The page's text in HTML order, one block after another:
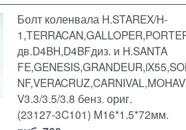
Болт коленвала H.STAREX/H-
дв.D4BH,D4BFдиз. и H.SANTA
V3.3/3.5/3.8 бенз. ориг.
(23127-3C101) M16*1.5*72мм.